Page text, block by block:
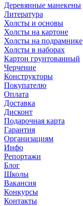
Деревянные манекены
Литература
Холсты и основы
Холсты на картоне
Холсты на подрамнике
Холсты в наборах
Картон грунтованный
Черчение
Конструкторы
Покупателю
Оплата
Доставка
Дисконт
Подарочная карта
Гарантия
Организациям
Инфо
Репортажи
Блог
Школы
Вакансия
Конкурсы
Контакты